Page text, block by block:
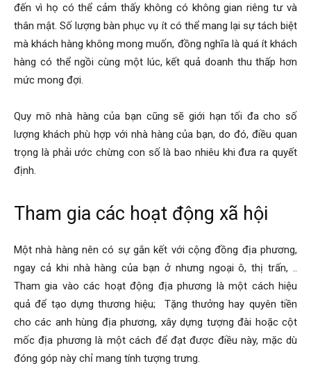
đến vì họ có thể cảm thấy không có không gian riêng tư và
thân mật. Số lượng bàn phục vụ ít có thể mang lại sự tách biệt
mà khách hàng không mong muốn, đồng nghĩa là quá ít khách
hàng có thể ngồi cùng một lúc, kết quả doanh thu thấp hơn
mức mong đợi.
Quy mô nhà hàng của bạn cũng sẽ giới hạn tối đa cho số
lượng khách phù hợp với nhà hàng của bạn, do đó, điều quan
trọng là phải ước chừng con số là bao nhiêu khi đưa ra quyết
định.
Tham gia các hoạt động xã hội
Một nhà hàng nên có sự gắn kết với cộng đồng địa phương,
ngay cả khi nhà hàng của bạn ở nhưng ngoại ô, thị trấn, ..
Tham gia vào các hoạt động địa phương là một cách hiệu
quả để tạo dựng thương hiệu; Tặng thưởng hay quyên tiền
cho các anh hùng địa phương, xây dựng tượng đài hoặc cột
mốc địa phương là một cách để đạt được điều này, mặc dù
đóng góp này chỉ mang tính tượng trưng.